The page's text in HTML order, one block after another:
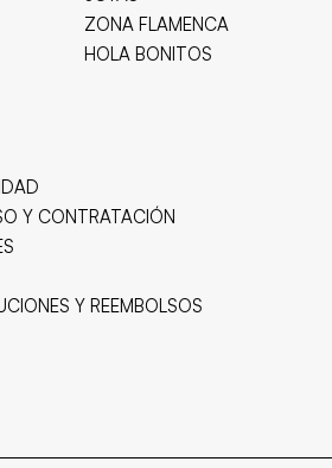
ZONA FLAMENCA
HOLA BONITOS
Y CONTRATACIÓN
Y REEMBOLSOS